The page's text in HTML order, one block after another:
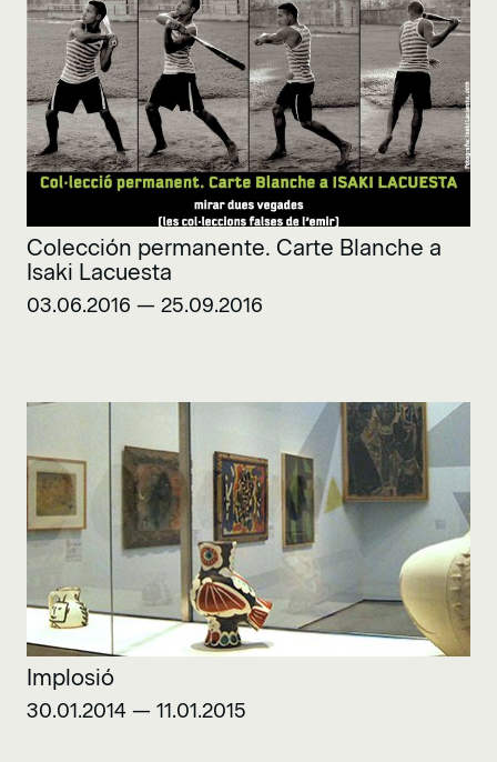
Colección permanente. Carte Blanche a
Isaki Lacuesta
03.06.2016 — 25.09.2016
Implosió
30.01.2014 — 11.01.2015